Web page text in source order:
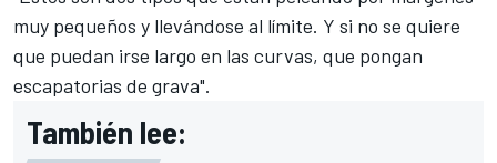
muy pequeños y llevándose al límite. Y si no se quiere
que puedan irse largo en las curvas, que pongan
escapatorias de grava".
También lee: